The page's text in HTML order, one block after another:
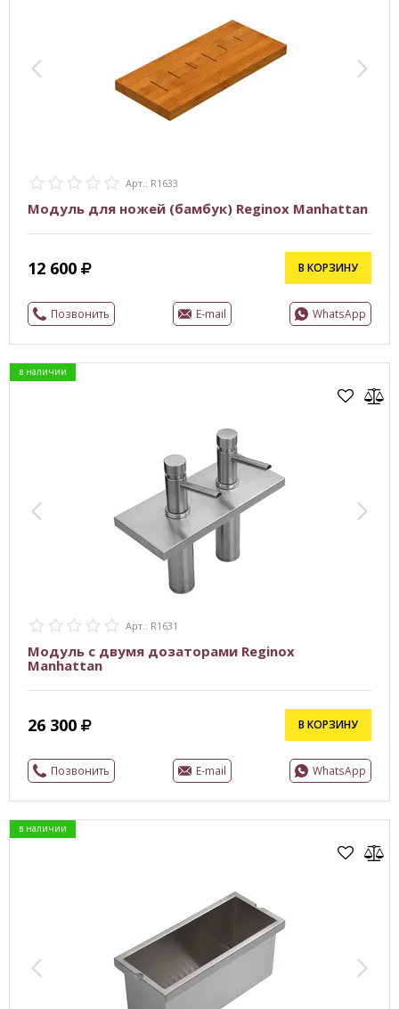
Арт.: R1633
Модуль для ножей (бамбук) Reginox Manhattan
12 600 В КОРЗИНУ
Позвонить E-mail WhatsApp
в наличии
Арт.: R1631
Модуль с двумя дозаторами Reginox
Manhattan
26 300 В КОРЗИНУ
Позвонить E-mail WhatsApp
в наличии